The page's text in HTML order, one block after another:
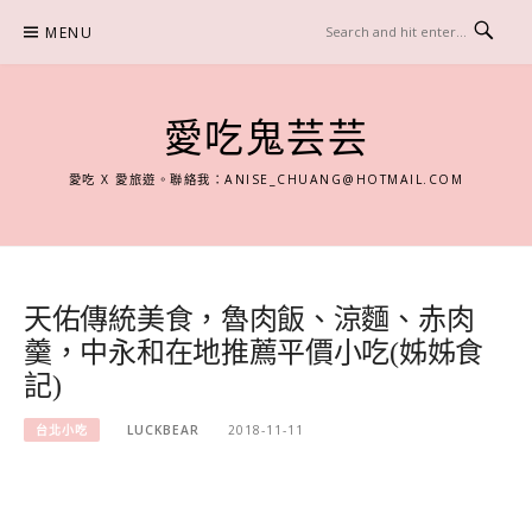
content
MENU
愛吃鬼芸芸
愛吃 X 愛旅遊。聯絡我：ANISE_CHUANG@HOTMAIL.COM
天佑傳統美食，魯肉飯、涼麵、赤肉
羹，中永和在地推薦平價小吃(姊姊食
記)
台北小吃 LUCKBEAR 2018-11-11